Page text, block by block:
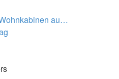
au…